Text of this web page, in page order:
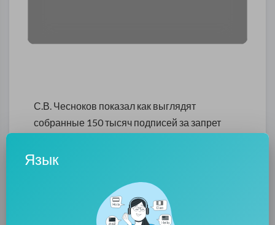
С.В. Чесноков показал как выглядят
собранные 150 тысяч подписей за запрет
0 • 0 Комментарии
Язык